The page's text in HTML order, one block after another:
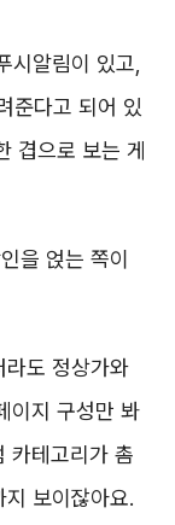
시알림이 있고,
준다고 되어 있
겹으로 보는 게
을 얹는 쪽이
도 정상가와
이지 구성만 봐
카테고리가 촘
보이잖아요.